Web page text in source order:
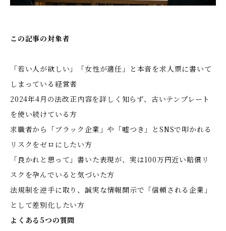
この記事の対象者
「若い人が欲しい」「女性が適任」と本音を求人票に書いて
しまっている経営者
2024年4月の法改正内容を詳しく知らず、古いテンプレート
を使い続けている方
求職者から「ブラック企業」や「嘘つき」とSNSで叩かれる
リスクをゼロにしたい方
「良かれと思って」書いた表現が、実は100万円近い賠償リ
スクを孕んでいると気づいた方
法規制を逆手に取り、誠実な情報開示で「信頼される企業」
として差別化したい方
よくある5つの質問